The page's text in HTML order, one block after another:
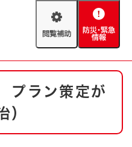
閲
助
防
緊
情
救急・消防
プラン策定が
）